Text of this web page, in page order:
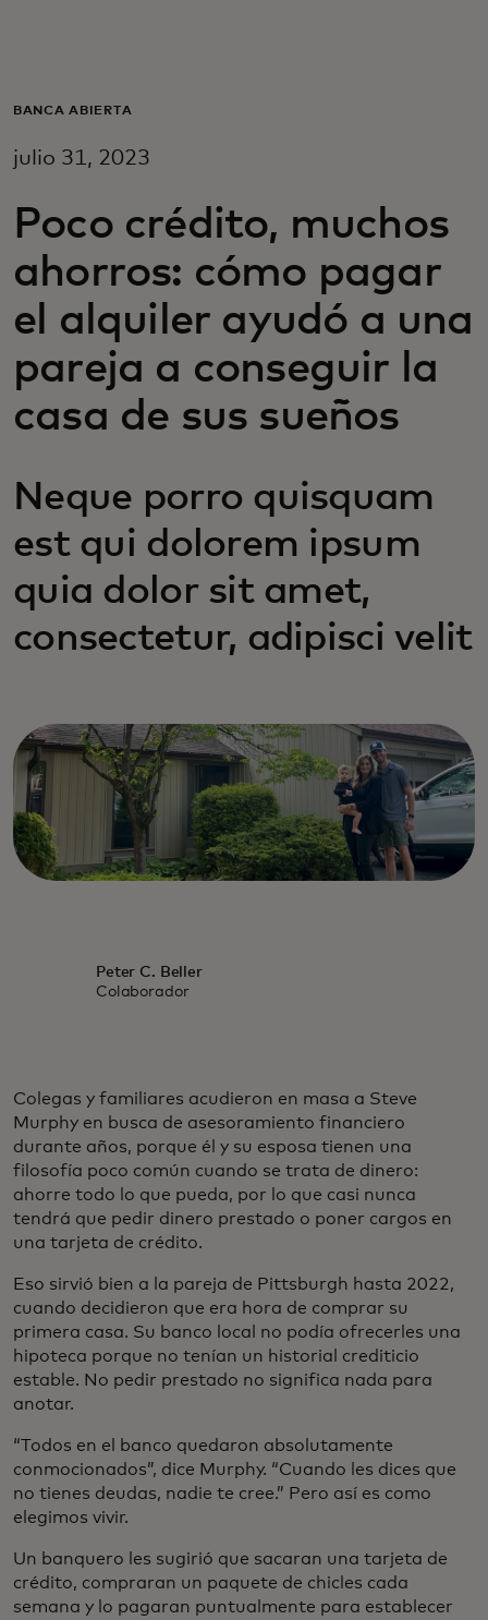
Para empresas
Para innovadores
Noticias y tendencias
BANCA ABIERTA
julio 31, 2023
Poco crédito, muchos
ahorros: cómo pagar
el alquiler ayudó a una
pareja a conseguir la
casa de sus sueños
Neque porro quisquam
est qui dolorem ipsum
quia dolor sit amet,
consectetur, adipisci velit
Peter C. Beller
Colaborador
Colegas y familiares acudieron en masa a Steve
Murphy en busca de asesoramiento financiero
durante años, porque él y su esposa tienen una
filosofía poco común cuando se trata de dinero:
ahorre todo lo que pueda, por lo que casi nunca
tendrá que pedir dinero prestado o poner cargos en
una tarjeta de crédito.
Eso sirvió bien a la pareja de Pittsburgh hasta 2022,
cuando decidieron que era hora de comprar su
primera casa. Su banco local no podía ofrecerles una
hipoteca porque no tenían un historial crediticio
estable. No pedir prestado no significa nada para
anotar.
“Todos en el banco quedaron absolutamente
conmocionados”, dice Murphy. “Cuando les dices que
no tienes deudas, nadie te cree.” Pero así es como
elegimos vivir.
Un banquero les sugirió que sacaran una tarjeta de
crédito, compraran un paquete de chicles cada
semana y lo pagaran puntualmente para establecer